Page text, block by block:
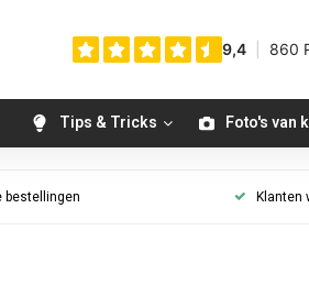
Tips & Tricks Foto's van
bestellingen Klanten